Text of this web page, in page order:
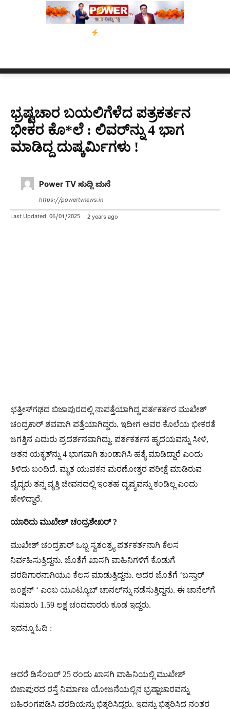
ಬೀರೇನ್ ಸಿಂಗ್ ಅವರ ಆಡಿಯೋ ಕ್ಲಿಪ್ ಅನ್ನು
ಭ್ರಷ್ಟಚಾರ ಬಯಲಿಗೆಳೆದ ಪತ್ರಕರ್ತನ
ಭೀಕರ ಕೊ*ಲೆ : ಲಿವರ್​ನ್ನು 4 ಭಾಗ
ಮಾಡಿದ್ದ ದುಷ್ಕರ್ಮಿಗಳು !
Power TV ಸುದ್ದಿ ಮನೆ
https://powertvnews.in
Last Updated: 06/01/2025 2 years ago
ಛತ್ತೀಸ್‌ಗಢದ ಬಿಜಾಪುರದಲ್ಲಿ ನಾಪತ್ತೆಯಾಗಿದ್ದ ಪರ್ತಕರ್ತರ ಮುಖೇಶ್​
ಚಂದ್ರಕಾರ್​ ಶವವಾಗಿ ಪತ್ತೆಯಾಗಿದ್ದರು. ಇದೀಗ ಅವರ ಕೊಲೆಯ ಭೀಕರತೆ
ಜಗತ್ತಿನ ಎದುರು ಪ್ರದರ್ಶನವಾಗಿದ್ದು. ಪರ್ತಕರ್ತನ ಹೃದಯವನ್ನು ಸೀಳಿ,
ಆತನ ಯಕೃತ್​ನ್ನು 4 ಭಾಗವಾಗಿ ತುಂಡಾಗಿಸಿ ಹತ್ಯೆ ಮಾಡಿದ್ದಾರೆ ಎಂದು
ತಿಳಿದು ಬಂದಿದೆ. ಮೃತ ಯುವಕನ ಮರಣೋತ್ತರ ಪರೀಕ್ಷೆ ಮಾಡಿರುವ
ವೈದ್ಯರು ತನ್ನ ವೃತ್ತಿ ಜೀವನದಲ್ಲಿ ಇಂತಹ ದೃಷ್ಯವನ್ನು ಕಂಡಿಲ್ಲ ಎಂದು
ಹೇಳಿದ್ದಾರೆ.
ಯಾರಿದು ಮುಖೇಶ್​ ಚಂದ್ರಶೇಖರ್​ ?
ಮುಖೇಶ್​ ಚಂದ್ರಕಾರ್​ ಒಬ್ಬ ಸ್ವತಂತ್ರ್ಯ ಪರ್ತಕರ್ತನಾಗಿ ಕೆಲಸ
ನಿರ್ವಹಿಸುತ್ತಿದ್ದನು. ಜೊತೆಗೆ ಖಾಸಗಿ ವಾಹಿನಿಗಳಿಗೆ ಕೊಡುಗೆ
ವರದಿಗಾರನಾಗಿಯೂ ಕೆಲಸ ಮಾಡುತ್ತಿದ್ದನು. ಅದರ ಜೊತೆಗೆ ‘ಬಸ್ತಾರ್​
ಜಂಕ್ಷನ್ ‘ ಎಂಬ ಯೂಟ್ಯೂಬ್​ ಚಾನಲ್​ನ್ನು ನಡೆಸುತ್ತಿದ್ದನು. ಈ ಚಾನೆಲ್​ಗೆ
ಸುಮಾರು 1.59 ಲಕ್ಷ ಚಂದದಾರರು ಕೂಡ ಇದ್ದರು.
ಇದನ್ನೂ ಓದಿ :
ಆದರೆ ಡಿಸೆಂಬರ್ 25 ರಂದು ಖಾಸಗಿ ವಾಹಿನಿಯಲ್ಲಿ ಮುಖೇಶ್​
ಬಿಜಾಪುರದ ರಸ್ತೆ ನಿರ್ಮಾಣ ಯೋಜನೆಯಲ್ಲಿನ ಭ್ರಷ್ಟಾಚಾರವನ್ನು
ಬಹಿರಂಗಪಡಿಸಿ ವರದಿಯನ್ನು ಭಿತ್ತರಿಸಿದ್ದರು. ಇದನ್ನು ಭಿತ್ತರಿಸಿದ ನಂತರ